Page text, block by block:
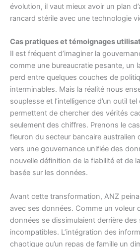
évolution, il vaut mieux avoir un plan
rancard stérile avec une technologie
Cas pratiques et témoignages
Il est fréquent d’imaginer la
comme une bureaucratie pesante, un
perd entre quelques couches de
interminables. Mais la réalité nous
souplesse et l’intelligence d’un outil
permettent de chercher des vérités
seulement des chiffres. Prenons le
fleuron du secteur bancaire australien
vers une gouvernance unifiée des
nouvelle définition de la fiabilité et de
basée sur les données.
Avant cette transformation, ANZ
avec ses données. Comme un voleur
données se dissimulaient derrière
incompatibles. L’intégration des
chaotique qu’un repas de famille un